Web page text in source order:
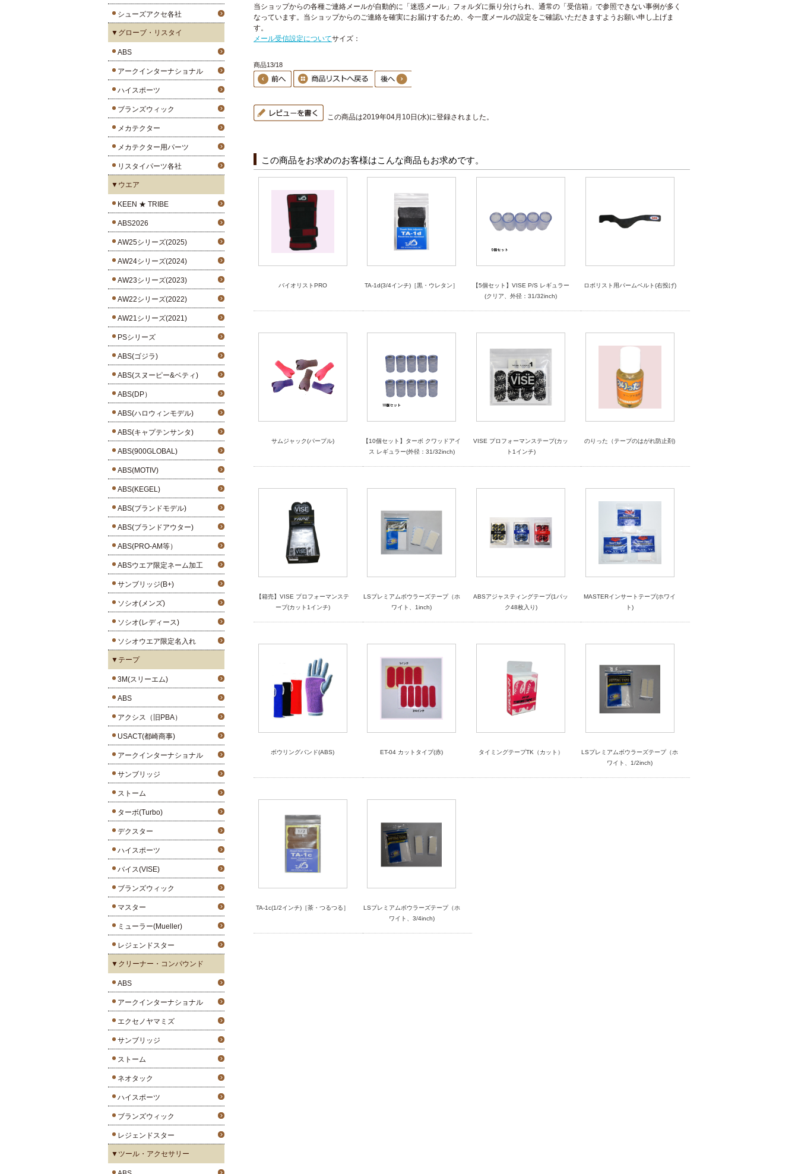
シューズアクセ各社
▼グローブ・リスタイ
ABS
アークインターナショナル
ハイスポーツ
ブランズウィック
メカテクター
メカテクター用パーツ
リスタイパーツ各社
▼ウエア
KEEN ★ TRIBE
ABS2026
AW25シリーズ(2025)
AW24シリーズ(2024)
AW23シリーズ(2023)
AW22シリーズ(2022)
AW21シリーズ(2021)
PSシリーズ
ABS(ゴジラ)
ABS(スヌーピー&ベティ)
ABS(DP）
ABS(ハロウィンモデル)
ABS(キャプテンサンタ)
ABS(900GLOBAL)
ABS(MOTIV)
ABS(KEGEL)
ABS(ブランドモデル)
ABS(ブランドアウター)
ABS(PRO-AM等）
ABSウエア限定ネーム加工
サンブリッジ(B+)
ソシオ(メンズ)
ソシオ(レディース)
ソシオウエア限定名入れ
▼テープ
3M(スリーエム)
ABS
アクシス（旧PBA）
USACT(都崎商事)
アークインターナショナル
サンブリッジ
ストーム
ターボ(Turbo)
デクスター
ハイスポーツ
バイス(VISE)
ブランズウィック
マスター
ミューラー(Mueller)
レジェンドスター
▼クリーナー・コンパウンド
ABS
アークインターナショナル
エクセノヤマミズ
サンブリッジ
ストーム
ネオタック
ハイスポーツ
ブランズウィック
レジェンドスター
▼ツール・アクセサリー
当ショップからの各種ご連絡メールが自動的に「迷惑メール」フォルダに振り分けられ、通常の「受信箱」で参照できない事例が多く
なっています。当ショップからのご連絡を確実にお届けするため、今一度メールの設定をご確認いただきますようお願い申し上げま
す。
メール受信設定についてサイズ：
商品13/18
この商品は2019年04月10日(水)に登録されました。
この商品をお求めのお客様はこんな商品もお求めです。
バイオリストPRO TA-1d(3/4インチ)［黒・ウレタン］
【5個セット】VISE P/S レギュラー
(クリア、外径：31/32inch)
ロボリスト用パームベルト(右投げ)
サムジャック(パープル)
【10個セット】ターボ クワッドアイ
ス レギュラー(外径：31/32inch)
VISE プロフォーマンステープ(カッ
ト1インチ)
のりった（テープのはがれ防止剤)
【箱売】VISE プロフォーマンステ
ープ(カット1インチ)
LSプレミアムボウラーズテープ（ホ
ワイト、1inch)
ABSアジャスティングテープ(1パッ
ク48枚入り)
MASTERインサートテープ(ホワイ
ト)
ボウリングバンド(ABS) ET-04 カットタイプ(赤) タイミングテープTK（カット）
LSプレミアムボウラーズテープ（ホ
ワイト、1/2inch)
TA-1c(1/2インチ)［茶・つるつる］
LSプレミアムボウラーズテープ（ホ
ワイト、3/4inch)